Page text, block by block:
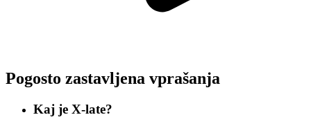
Pogosto zastavljena vprašanja
Kaj je X-late?